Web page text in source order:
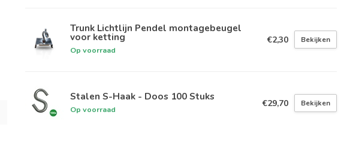
Trunk Lichtlijn Pendel montagebeugel
voor ketting
Op voorraad
€2,30 Bekijken
Stalen S-Haak - Doos 100 Stuks
Op voorraad
€29,70 Bekijken